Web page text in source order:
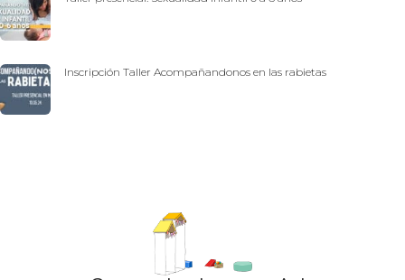
Inscripción Taller Acompañandonos en las rabietas